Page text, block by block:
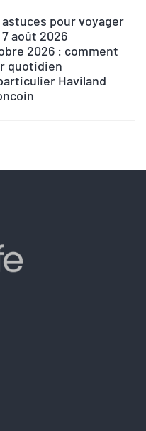
pour voyager
août 2026
2026 : comment
quotidien
Haviland